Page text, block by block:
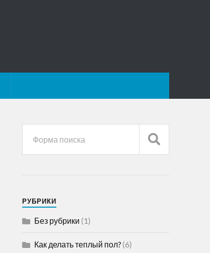
РУБРИКИ
Без рубрики (1)
Как делать теплый пол?(6)